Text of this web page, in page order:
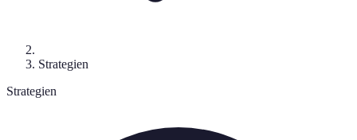
Strategien
Strategien